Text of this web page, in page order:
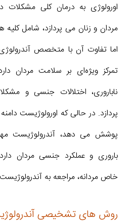
اورولوژی به درمان کلی مشکلات
مردان و زنان می‌ پردازد، شامل کلیه‌
اما تفاوت آن با متخصص
تمرکز ویژه‌ای بر سلامت مردان
ناباروری، اختلالات جنسی و
پردازد. در حالی که اورولوژیست
پوشش می‌ دهد، آندرولوژیست
باروری و عملکرد جنسی مردان
خاص مردانه، مراجعه به
روش های تشخیصی